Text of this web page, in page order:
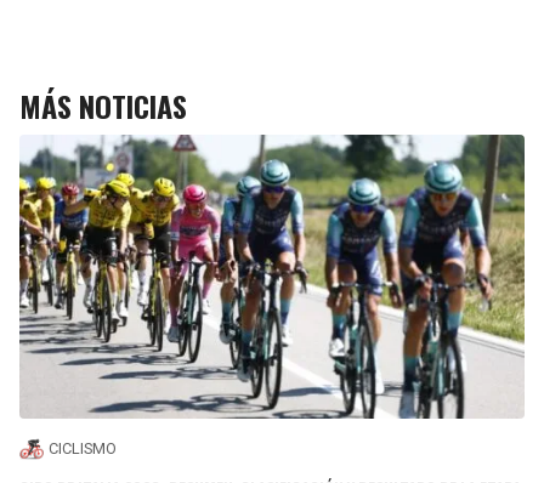
MÁS NOTICIAS
CICLISMO